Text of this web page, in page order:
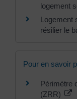
logement
Logement
résilier le
Pour en savoir
Périmètre
(ZRR)